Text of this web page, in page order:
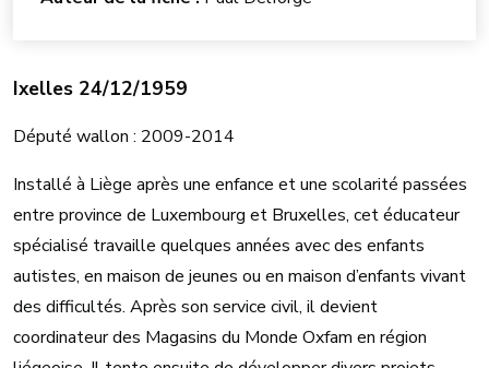
Ixelles 24/12/1959
Député wallon : 2009-2014
Installé à Liège après une enfance et une scolarité passées
entre province de Luxembourg et Bruxelles, cet éducateur
spécialisé travaille quelques années avec des enfants
autistes, en maison de jeunes ou en maison d’enfants vivant
des difficultés. Après son service civil, il devient
coordinateur des Magasins du Monde Oxfam en région